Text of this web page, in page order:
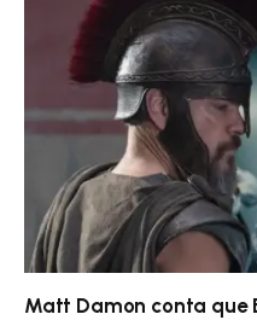
Matt Damon conta que